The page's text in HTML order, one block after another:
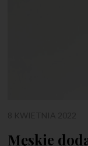
Męskie